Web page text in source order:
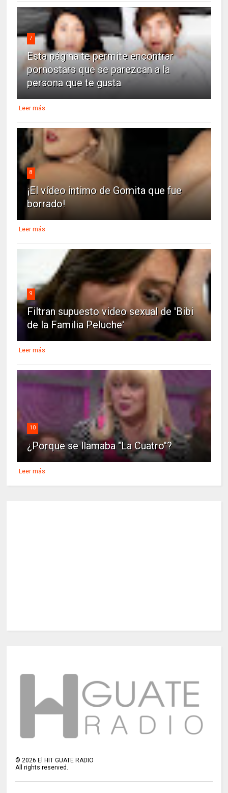
7
Esta página te permite encontrar
pornostars que se parezcan a la
persona que te gusta
Leer más
8
¡El vídeo intimo de Gomita que fue
borrado!
Leer más
9
Filtran supuesto video sexual de 'Bibi
de la Familia Peluche'
Leer más
10
¿Porque se llamaba "La Cuatro"?
Leer más
©2026 El HIT GUATE RADIO
All rights reserved.